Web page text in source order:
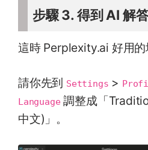
步驟 3. 得到 AI 解
這時 Perplexity.ai 好用的
請你先到 Settings >
Language調整成「
中文)」。